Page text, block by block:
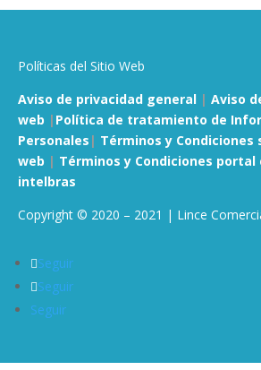
Políticas del Sitio Web
Aviso de privacidad general | Aviso
web | Política de tratamiento de
Personales | Términos y Condiciones
web | Términos y Condiciones
intelbras
Copyright © 2020 – 2021 | Lince
Seguir
Seguir
Seguir